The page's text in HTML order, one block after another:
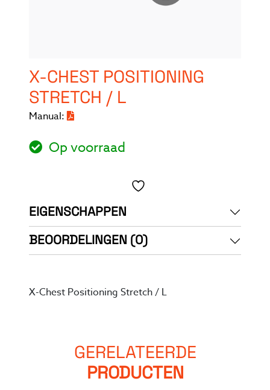
X-CHEST POSITIONING
STRETCH / L
Manual:
Op voorraad
EIGENSCHAPPEN
BEOORDELINGEN (0)
X-Chest Positioning Stretch / L
GERELATEERDE
PRODUCTEN